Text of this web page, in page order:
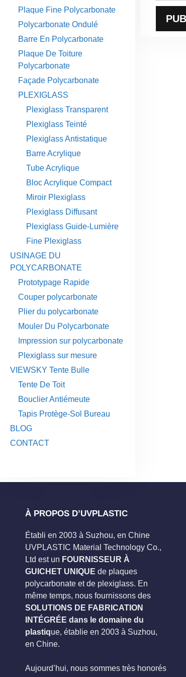
Plaque Fine Polycarbonate
Polycarbonate Ondulé
Barre En Polycarbonate
Plaque De Toiture
Polycarbonate
Façade Polycarbonate
PLEXIGLASS
Plexiglass Transparent
Plexiglass Teinté
Plexiglass Antistatique
Barre Acrylique
Tube Acrylique
Bloc Acrylique Compact
Miroir Plexiglass
Plexiglass Diffusant
Plexiglass Guide-Lumière
Fine Plexiglass
USINAGE DU
POLYCARBONATE
Prototypage Rapide
Couper polycarbonate
Plier du polycarbonate
Mouler Du Polycarbonate
Impression sur polycarbonate
Plexiglass sur mesure
VIEWSKY Tente Bulle
Tente De Toit
Bouclier Antiémeute
Tapis Protège-Sol Bureau
BLOG
CONTACT
À PROPOS D’UVPLASTIC
Établi en 2003 à Suzhou, en Chine
UVPLASTIC Material Technology Co.,
Ltd est un FOURNISSEUR À
GUICHET UNIQUE de plaques
polycarbonate et de plexiglass. En
même temps, nous fournissons des
SOLUTIONS DE FABRICATION
INTÉGRÉE dans le domaine du
plastique, établie en 2003 à Suzhou,
en Chine.
Aujourd’hui, nous sommes très honorés